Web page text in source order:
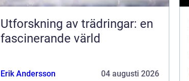
Utforskning av trädringar: en
fascinerande värld
Erik Andersson 04 augusti 2026